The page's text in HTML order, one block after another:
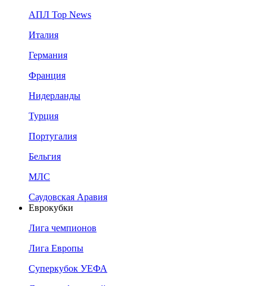
АПЛ Top News
Италия
Германия
Франция
Нидерланды
Турция
Португалия
Бельгия
МЛС
Саудовская Аравия
Еврокубки
Лига чемпионов
Лига Европы
Суперкубок УЕФА